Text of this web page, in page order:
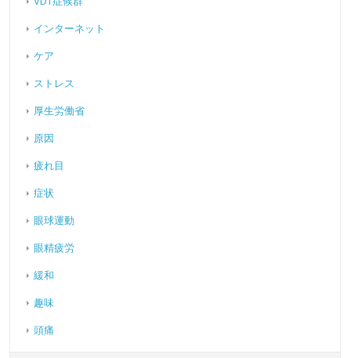
インターネット
ケア
ストレス
厚生労働省
原因
疲れ目
症状
眼球運動
眼精疲労
緩和
趣味
頭痛